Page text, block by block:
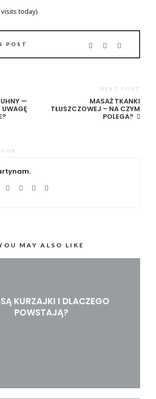
today)
POST
—
NEXT POST
MASAŻ TKANKI
TŁUSZCZOWEJ – NA CZYM
POLEGA?
MAY ALSO LIKE
KURZAJKI I DLACZEGO
POWSTAJĄ?